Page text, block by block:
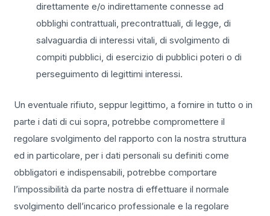
direttamente e/o indirettamente connesse ad
obblighi contrattuali, precontrattuali, di legge, di
salvaguardia di interessi vitali, di svolgimento di
compiti pubblici, di esercizio di pubblici poteri o di
perseguimento di legittimi interessi.
Un eventuale rifiuto, seppur legittimo, a fornire in tutto o in
parte i dati di cui sopra, potrebbe compromettere il
regolare svolgimento del rapporto con la nostra struttura
ed in particolare, per i dati personali su definiti come
obbligatori e indispensabili, potrebbe comportare
l’impossibilità da parte nostra di effettuare il normale
svolgimento dell’incarico professionale e la regolare